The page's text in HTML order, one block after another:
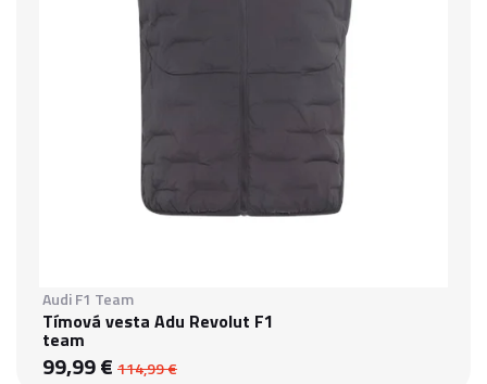
Audi F1 Team
Tímová vesta Adu Revolut F1
team
99,99 € 114,99 €